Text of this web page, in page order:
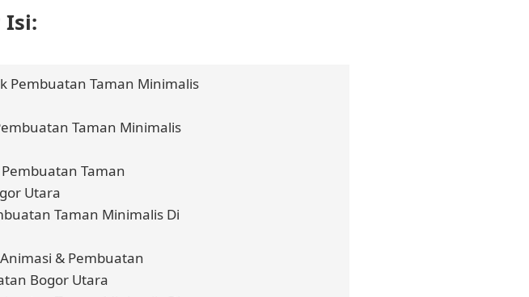
Isi:
Pembuatan Taman Minimalis
Taman Minimalis
Taman
Utara
Taman Minimalis Di
& Pembuatan
Bogor Utara